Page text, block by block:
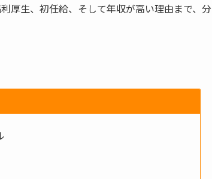
厚生、初任給、そして年収が高い理由まで、分